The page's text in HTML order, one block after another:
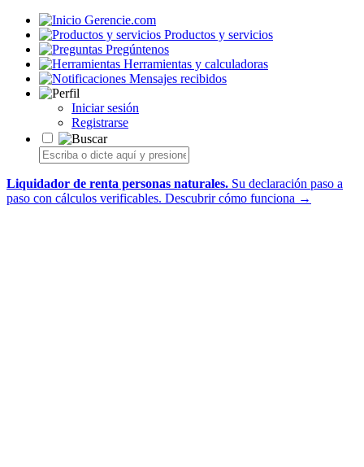
Gerencie.com
Productos y servicios
Pregúntenos
Herramientas y calculadoras
Mensajes recibidos
Iniciar sesión
Registrarse
Liquidador de renta personas naturales. Su declaración paso a
paso con cálculos verificables. Descubrir cómo funciona →